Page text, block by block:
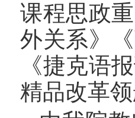
课程思政
外关系》
《捷克语
精品改革